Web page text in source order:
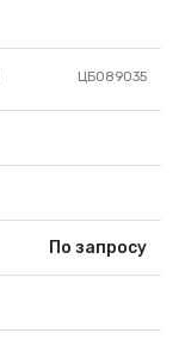
ЦБ089035
По запросу